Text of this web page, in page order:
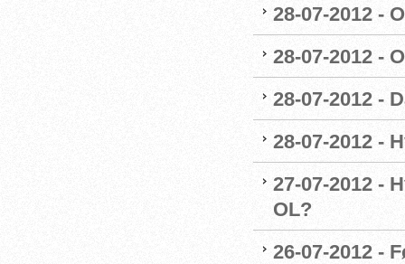
28-07-2012 -
28-07-2012 -
28-07-2012 -
28-07-2012 -
27-07-2012 -
OL?
26-07-2012 -